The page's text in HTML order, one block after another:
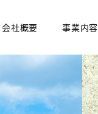
会社概要 事業内容